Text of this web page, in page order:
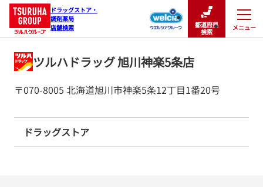
ドラッグストア・
調剤薬局
店舗検索
都道府県
検索
メニュー
閉じる
ツルハドラッグ 旭川神楽5条店
〒070-8005 北海道旭川市神楽5条12丁目1番20号
ドラッグストア